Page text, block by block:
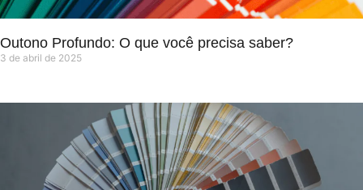
Outono Profundo: O que você precisa saber?
3 de abril de 2025